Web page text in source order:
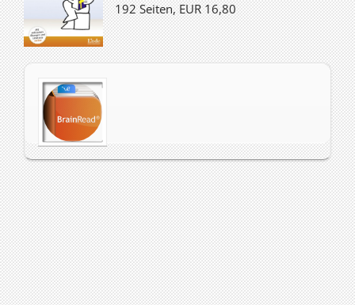
192 Seiten, EUR 16,80